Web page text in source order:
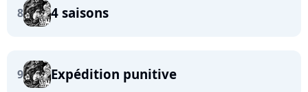
8 4 saisons
9 Expédition punitive